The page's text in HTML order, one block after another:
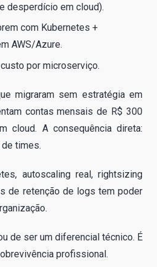
desperdício em cloud).
com Kubernetes +
AWS/Azure.
por microserviço.
migraram sem estratégia em
contas mensais de R$ 300
cloud. A consequência direta:
times.
autoscaling real, rightsizing
de retenção de logs tem poder
de ser um diferencial técnico. É
profissional.